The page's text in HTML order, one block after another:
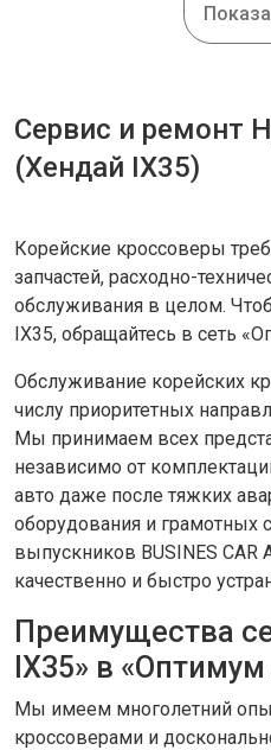
Сервис и ремонт
(Хендай IX35)
Корейские кроссоверы
запчастей, расходно-
обслуживания в целом.
IX35, обращайтесь в сеть
Обслуживание корейских
числу приоритетных
Мы принимаем всех
независимо от
авто даже после тяжких
оборудования и грамотных
выпускников BUSINES CAR
качественно и быстро
Преимущества
IX35» в
Мы имеем многолетний
кроссоверами и